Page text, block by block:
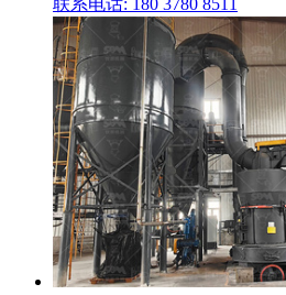
联系电话: 180 3780 8511